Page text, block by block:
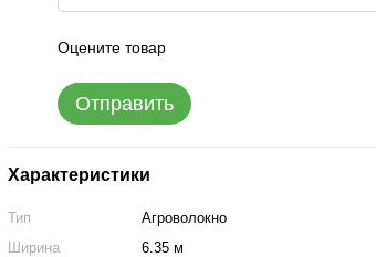
Оцените товар
Отправить
Характеристики
Тип
Агроволокно
Ширина
6.35 м